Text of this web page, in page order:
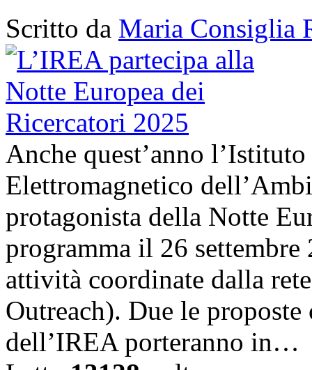
Scritto da Maria Consiglia
Anche quest’anno
Elettromagnetico
protagonista della Notte
programma il 26
attività coordinate dalla
Outreach). Due le
dell’IREA porteranno in…